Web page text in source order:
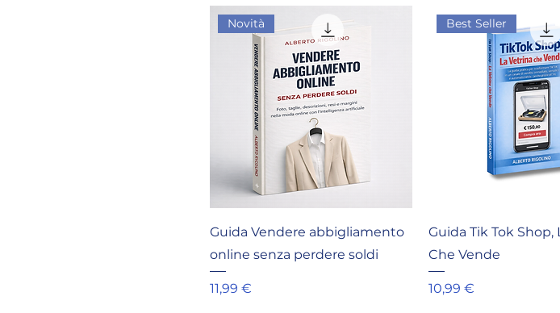
Novità
Guida Vendere abbigliamento
online senza perdere soldi
Prezzo
11,99 €
Best Seller
Guida Tik Tok Shop,
Che Vende
Prezzo
10,99 €